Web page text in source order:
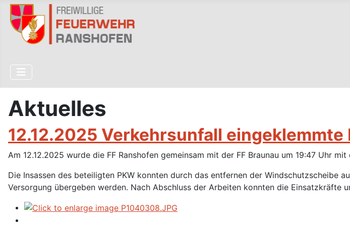
Aktuelles
12.12.2025 Verkehrsunfall eingeklemmte
Am 12.12.2025 wurde die FF Ranshofen gemeinsam mit der FF Braunau um 19:47 Uhr
Die Insassen des beteiligten PKW konnten durch das entfernen der Windschutzscheibe
Versorgung übergeben werden. Nach Abschluss der Arbeiten konnten die Einsatzkräfte